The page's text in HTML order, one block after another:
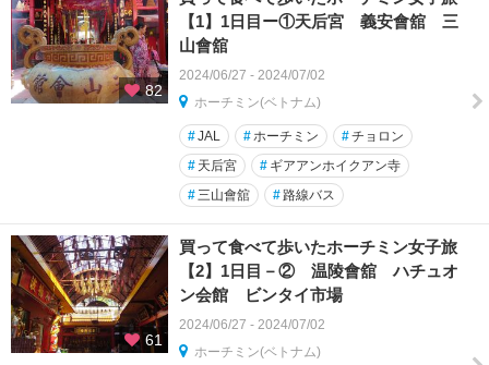
82
【1】1日目ー①天后宮 義安會舘 三
山會舘
2024/06/27 - 2024/07/02
ホーチミン(ベトナム)
#JAL # ホーチミン #チョロン
# 天后宮 # ギアアンホイクアン寺
# 三山會舘 #路線バス
61
買って食べて歩いたホーチミン女子旅
【2】1日目－② 温陵會舘 ハチュオ
ン会館 ビンタイ市場
2024/06/27 - 2024/07/02
ホーチミン(ベトナム)